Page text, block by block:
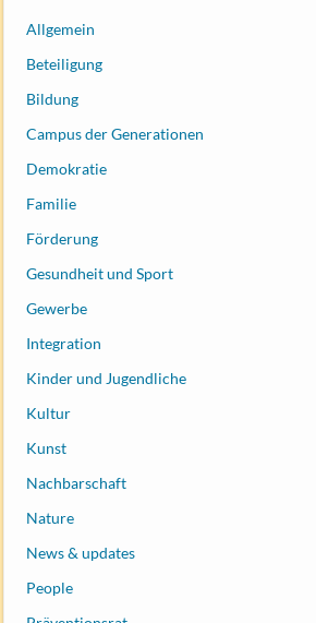
Allgemein
Beteiligung
Bildung
Campus der Generationen
Demokratie
Familie
Förderung
Gesundheit und Sport
Gewerbe
Integration
Kinder und Jugendliche
Kultur
Kunst
Nachbarschaft
Nature
News & updates
People